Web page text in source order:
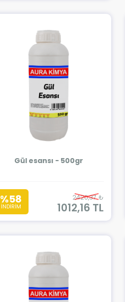
Gül esansı - 500gr
%58
İNDİRİM
2420,37 ₺
1012,16 TL